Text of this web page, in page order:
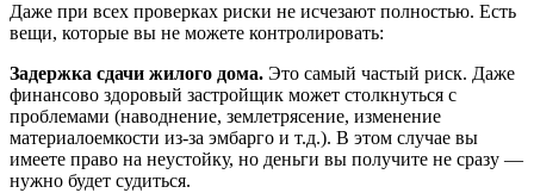
Даже при всех проверках риски не исчезают полностью. Есть
вещи, которые вы не можете контролировать:
Задержка сдачи жилого дома. Это самый частый риск. Даже
финансово здоровый застройщик может столкнуться с
проблемами (наводнение, землетрясение, изменение
материалоемкости из-за эмбарго и т.д.). В этом случае вы
имеете право на неустойку, но деньги вы получите не сразу —
нужно будет судиться.